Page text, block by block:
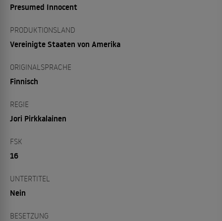
Presumed Innocent
PRODUKTIONSLAND
Vereinigte Staaten von Amerika
ORIGINALSPRACHE
Finnisch
REGIE
Jori Pirkkalainen
FSK
16
UNTERTITEL
Nein
BESETZUNG